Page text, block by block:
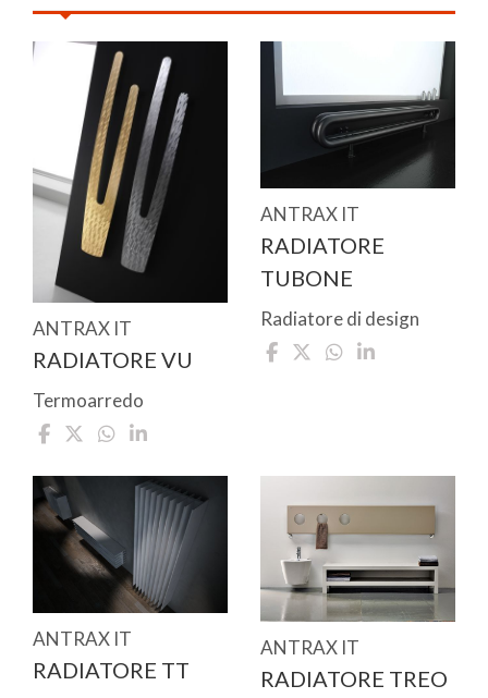
ANTRAX IT
RADIATORE VU
Termoarredo
ANTRAX IT
RADIATORE
TUBONE
Radiatore di design
ANTRAX IT
RADIATORE TT
ANTRAX IT
RADIATORE TREO